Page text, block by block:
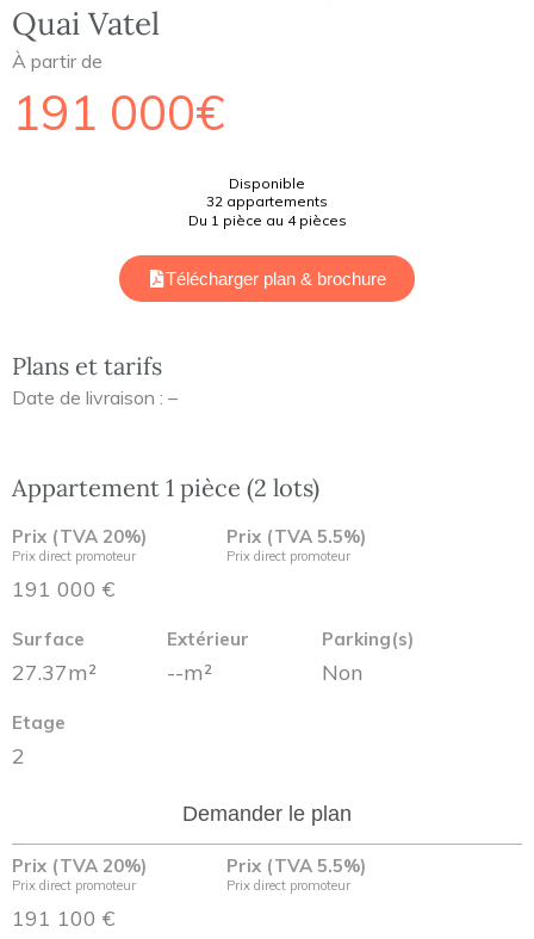
Quai Vatel
À partir de
191 000€
Disponible
32 appartements
Du 1 pièce au 4 pièces
Télécharger plan & brochure
Plans et tarifs
Date de livraison : –
Appartement 1 pièce (2 lots)
Prix (TVA 20%)
Prix direct promoteur
191 000 €
Prix (TVA 5.5%)
Prix direct promoteur
Surface
27.37m²
Extérieur
--m²
Parking(s)
Non
Etage
2
Demander le plan
Prix (TVA 20%)
Prix direct promoteur
191 100 €
Prix (TVA 5.5%)
Prix direct promoteur